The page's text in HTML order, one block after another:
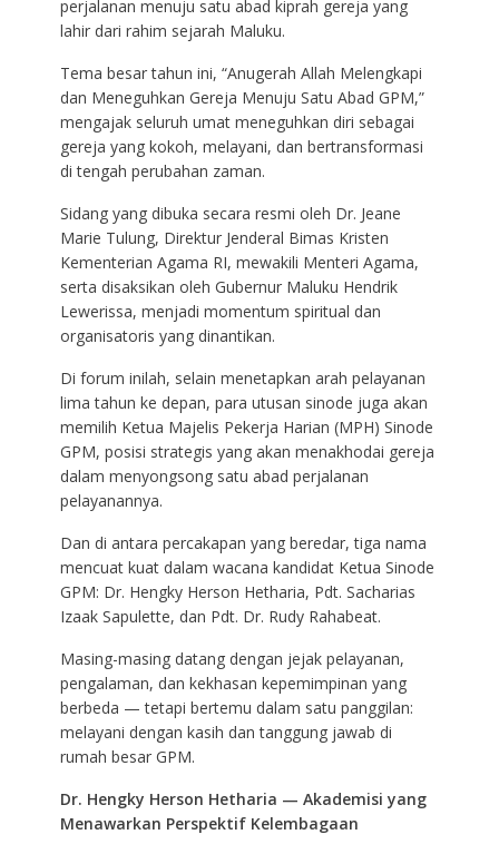
perjalanan menuju satu abad kiprah gereja yang
lahir dari rahim sejarah Maluku.
Tema besar tahun ini, “Anugerah Allah Melengkapi
dan Meneguhkan Gereja Menuju Satu Abad GPM,”
mengajak seluruh umat meneguhkan diri sebagai
gereja yang kokoh, melayani, dan bertransformasi
di tengah perubahan zaman.
Sidang yang dibuka secara resmi oleh Dr. Jeane
Marie Tulung, Direktur Jenderal Bimas Kristen
Kementerian Agama RI, mewakili Menteri Agama,
serta disaksikan oleh Gubernur Maluku Hendrik
Lewerissa, menjadi momentum spiritual dan
organisatoris yang dinantikan.
Di forum inilah, selain menetapkan arah pelayanan
lima tahun ke depan, para utusan sinode juga akan
memilih Ketua Majelis Pekerja Harian (MPH) Sinode
GPM, posisi strategis yang akan menakhodai gereja
dalam menyongsong satu abad perjalanan
pelayanannya.
Dan di antara percakapan yang beredar, tiga nama
mencuat kuat dalam wacana kandidat Ketua Sinode
GPM: Dr. Hengky Herson Hetharia, Pdt. Sacharias
Izaak Sapulette, dan Pdt. Dr. Rudy Rahabeat.
Masing-masing datang dengan jejak pelayanan,
pengalaman, dan kekhasan kepemimpinan yang
berbeda — tetapi bertemu dalam satu panggilan:
melayani dengan kasih dan tanggung jawab di
rumah besar GPM.
Dr. Hengky Herson Hetharia — Akademisi yang
Menawarkan Perspektif Kelembagaan